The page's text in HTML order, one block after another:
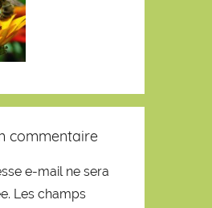
commentaire
e-mail ne sera
Les champs